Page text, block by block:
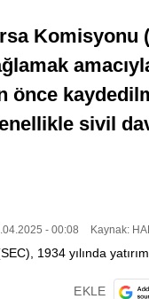
Komisyonu
önce
sivil
- 00:08 Kaynak:
EKLE